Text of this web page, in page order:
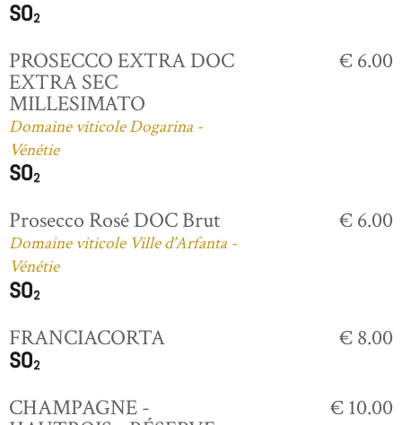
PROSECCO EXTRA DOC
EXTRA SEC
MILLESIMATO
Domaine viticole Dogarina -
Vénétie
€ 6.00
Prosecco Rosé DOC Brut
Domaine viticole Ville d'Arfanta -
Vénétie
€ 6.00
FRANCIACORTA € 8.00
CHAMPAGNE - € 10.00